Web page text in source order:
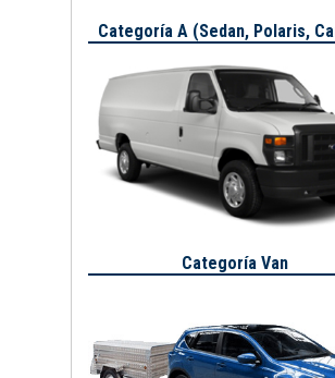
Categoría A (Sedan, Polaris,
Categoría Van